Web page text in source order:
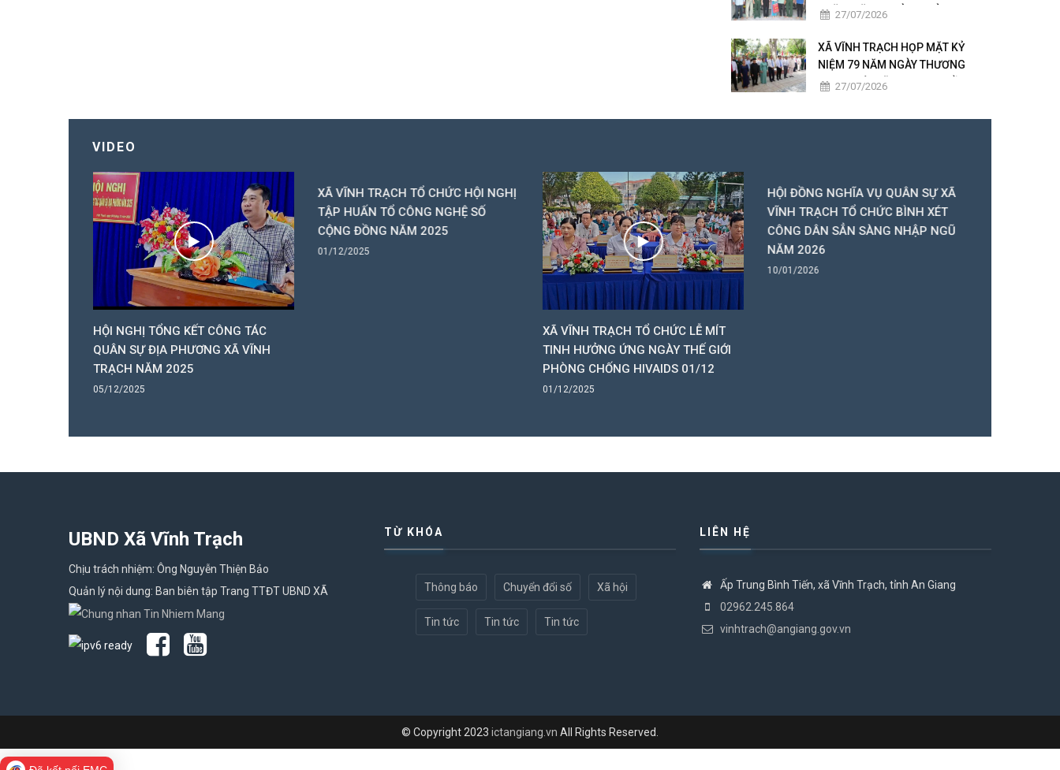
THĂM, TẶNG QUÀ GIA ĐÌNH
27/07/2026
XÃ VĨNH TRẠCH HỌP MẶT KỶ
NIỆM 79 NĂM NGÀY THƯƠNG
BINH - LIỆT SĨ, TRAO 50 PHẦN
27/07/2026
VIDEO
HỘI NGHỊ TỔNG KẾT CÔNG TÁC
QUÂN SỰ ĐỊA PHƯƠNG XÃ VĨNH
TRẠCH NĂM 2025
05/12/2025
XÃ VĨNH TRẠCH TỔ CHỨC HỘI NGHỊ
TẬP HUẤN TỔ CÔNG NGHỆ SỐ
CỘNG ĐỒNG NĂM 2025
01/12/2025
XÃ VĨNH TRẠCH TỔ CHỨC LỄ MÍT
TINH HƯỞNG ỨNG NGÀY THẾ GIỚI
PHÒNG CHỐNG HIVAIDS 01/12
01/12/2025
HỘI ĐỒNG NGHĨA VỤ QUÂN SỰ XÃ
VĨNH TRẠCH TỔ CHỨC BÌNH XÉT
CÔNG DÂN SẲN SÀNG NHẬP NGŨ
NĂM 2026
10/01/2026
UBND Xã Vĩnh Trạch
Chịu trách nhiệm: Ông Nguyễn Thiện Bảo
Quản lý nội dung: Ban biên tập Trang TTĐT UBND XÃ
TỪ KHÓA
Thông báo Chuyển đổi số Xã hội
Tin tức Tin tức Tin tức
LIÊN HỆ
Ấp Trung Bình Tiến, xã Vĩnh Trạch, tỉnh An Giang
02962.245.864
vinhtrach@angiang.gov.vn
© Copyright 2023 ictangiang.vn All Rights Reserved.